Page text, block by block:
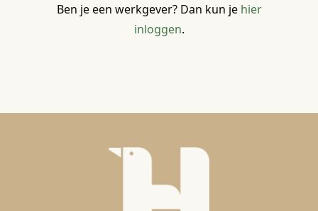
Ben je een werkgever? Dan kun je hier
inloggen.